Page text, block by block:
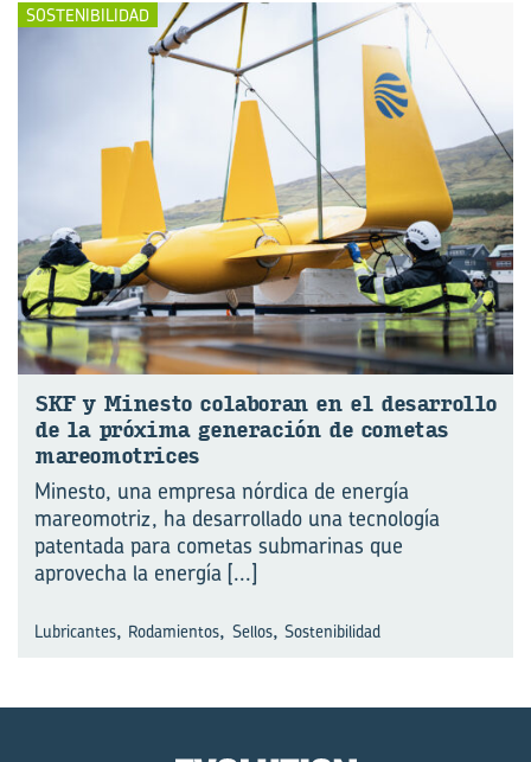
SOSTENIBILIDAD
SKF y Mi­nes­to co­la­bo­ran en el de­sa­rro­llo
de la pró­xi­ma ge­ne­ra­ción de co­me­tas
ma­reo­mo­tri­ces
Minesto, una empresa nórdica de energía
mareomotriz, ha desarrollado una tecnología
pa⁠tentada para cometas submarinas que
aprovecha la energía [...]
Lubricantes, Rodamientos, Sellos, Sostenibilidad